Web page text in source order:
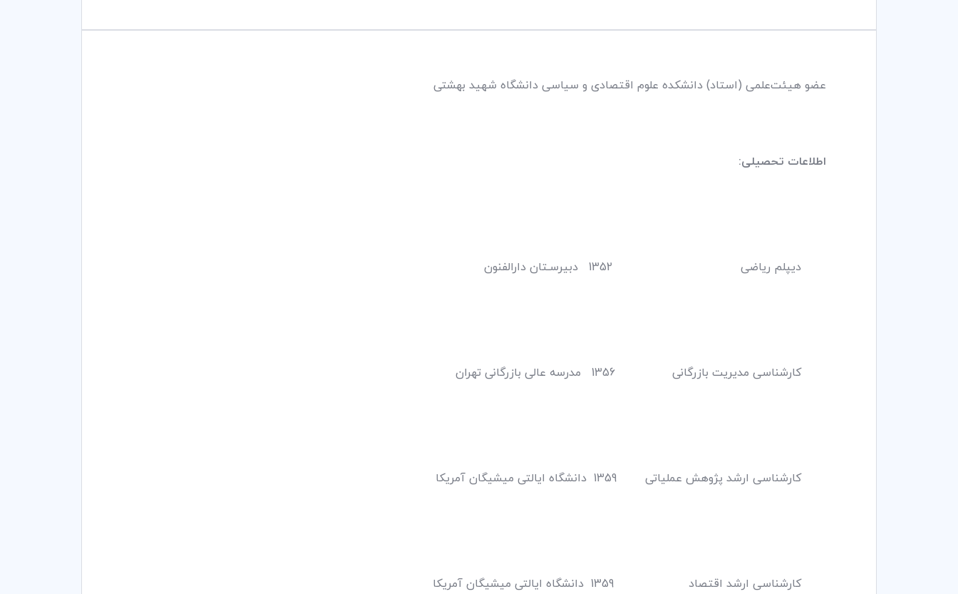
عضو هیئت‌علمی (استاد) دانشکده علوم اقتصادی‌ و سیاسی دانشگاه شهید بهشتی
اطلاعات تحصیلی:
دیپلم ریاضی 1352 دبیرسـتان دارالفنون
کارشناسی مدیریت بازرگانی 1356 مدرسه عالی بازرگانی تهران
کارشناسی ارشد پژوهش عملیاتی 1359 دانشگاه ایالتی میشیگان آمریکا
کارشناسی ارشد اقتصاد 1359 دانشگاه ایالتی میشیگان آمریکا